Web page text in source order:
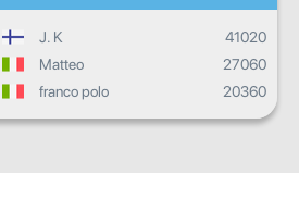
J. K
41020
Matteo
27060
franco polo 20360